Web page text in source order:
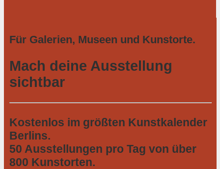
Für Galerien, Museen und Kunstorte.
Mach deine Ausstellung
sichtbar
Kostenlos im größten Kunstkalender
Berlins.
50 Ausstellungen pro Tag von über
800 Kunstorten.